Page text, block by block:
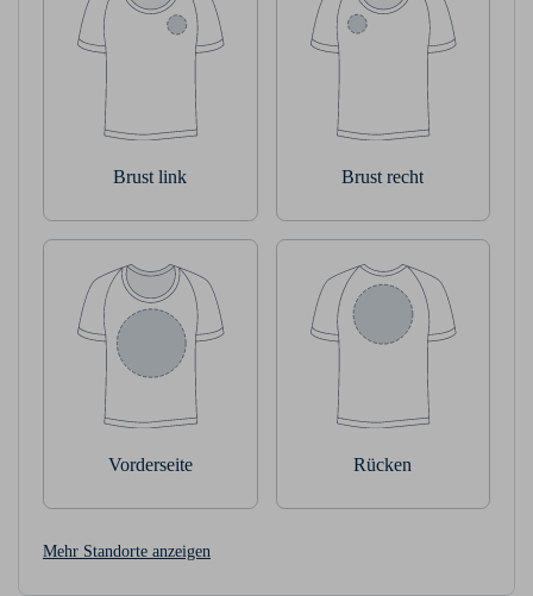
Brust link Brust recht
Vorderseite Rücken
Mehr Standorte anzeigen